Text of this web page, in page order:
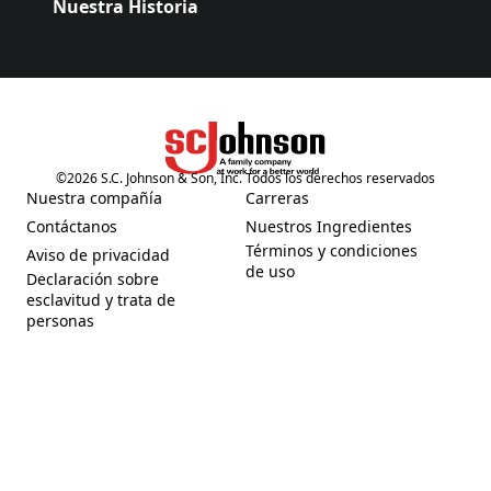
Nuestra Historia
(Opens in a new tab)
©2026S.C. Johnson & Son, Inc. Todos los derechos reservados
Nuestra compañía
(Opens in a new tab)
Contáctanos
(Opens in a new tab)
Aviso de privacidad
(Opens in a new tab)
Declaración sobre
esclavitud y trata de
personas
(Opens in a new tab)
Carreras
(Opens in a new tab)
Nuestros Ingredientes
(Opens in a new tab)
Términos y condiciones
de uso
(Opens in a new tab)